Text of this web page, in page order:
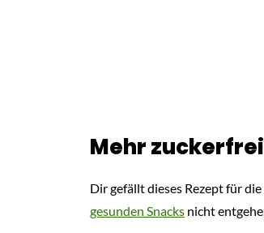
Mehr
Dir gefällt dieses Rezept für
gesunden Snacks nicht